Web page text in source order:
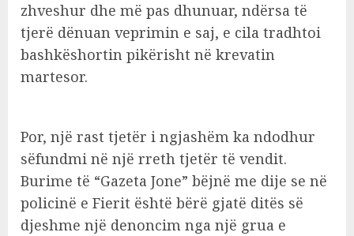
zhveshur dhe më pas dhunuar, ndërsa të
tjerë dënuan veprimin e saj, e cila tradhtoi
bashkëshortin pikërisht në krevatin
martesor.
Por, një rast tjetër i ngjashëm ka ndodhur
sëfundmi në një rreth tjetër të vendit.
Burime të “Gazeta Jone” bëjnë me dije se në
policinë e Fierit është bërë gjatë ditës së
djeshme një denoncim nga një grua e